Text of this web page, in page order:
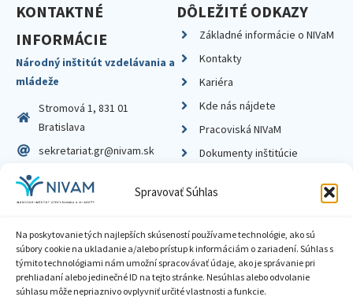
Spravovať Súhlas
Na poskytovanie tých najlepších skúseností používame technológie, ako sú
súbory cookie na ukladanie a/alebo prístup k informáciám o zariadení. Súhlas s
týmito technológiami nám umožní spracovávať údaje, ako je správanie pri
prehliadaní alebo jedinečné ID na tejto stránke. Nesúhlas alebo odvolanie
súhlasu môže nepriaznivo ovplyvniť určité vlastnosti a funkcie.
KONTAKTNÉ
INFORMÁCIE
Národný inštitút vzdelávania a
mládeže
Stromová 1, 831 01
Bratislava
sekretariat.gr@nivam.sk
IČO: 00164348
DIČ: 2020798714
DÔLEŽITÉ ODKAZY
Základné informácie o NIVaM
Kontakty
Kariéra
Kde nás nájdete
Pracoviská NIVaM
Dokumenty inštitúcie
Zásady ochrany súkromia